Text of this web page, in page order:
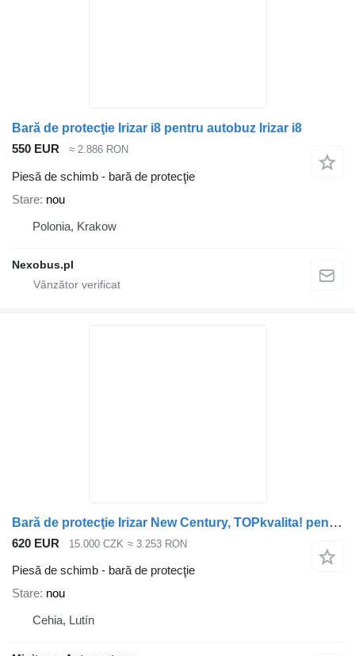
Bară de protecţie Irizar i8 pentru autobuz Irizar i8
550 EUR
≈ 2.886 RON
Piesă de schimb - bară de protecţie
Stare nou
Polonia, Krakow
Nexobus.pl
Bară de protecţie Irizar New Century, TOPkvalita! pentru autobuz Irizar New century
620 EUR 15.000 CZK ≈ 3.253 RON
Piesă de schimb - bară de protecţie
Stare nou
Cehia, Lutín